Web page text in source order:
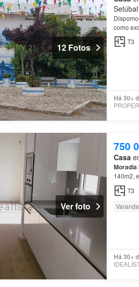
12 Fotos
Setúbal
como
T3
Há 30+
Ver foto
750
Casa
Moradia
140m2,
T3
Varanda
Há 30+